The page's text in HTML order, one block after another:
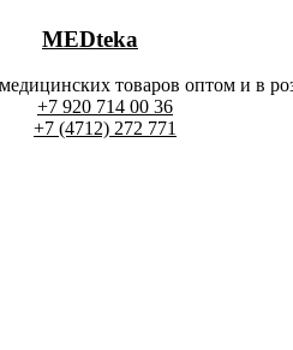
MEDteka
товаров оптом и в
+7 920 714 00 36
+7 (4712) 272 771